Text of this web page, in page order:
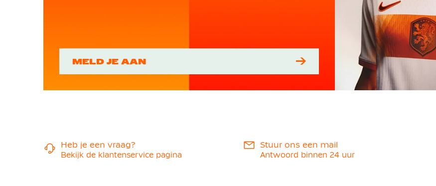
MELD JE AAN
Heb je een vraag?
Bekijk de klantenservice pagina
Stuur ons een mail
Antwoord binnen 24 uur